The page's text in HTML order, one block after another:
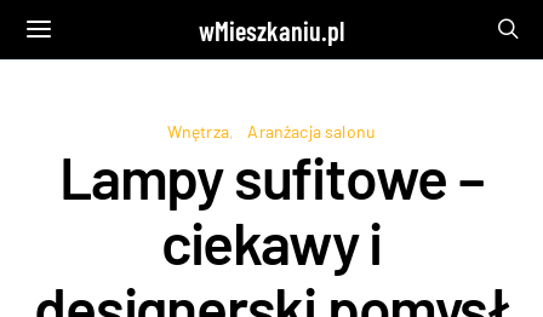
wMieszkaniu.pl
Wnętrza Aranżacja salonu
Lampy sufitowe –
ciekawy i